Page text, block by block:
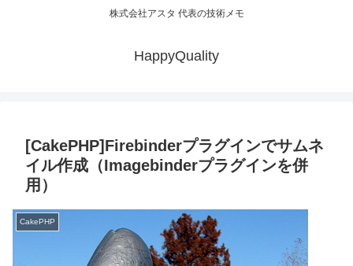
株式会社アスタ 代表の技術メモ
HappyQuality
[CakePHP]Firebinderプラグインでサムネ
イル作成（Imagebinderプラグインを併
用）
CakePHP